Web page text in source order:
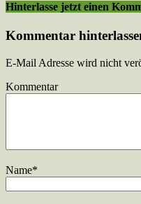
Hinterlasse jetzt einen
Kommentar
E-Mail Adresse wird nicht
Kommentar
Name*